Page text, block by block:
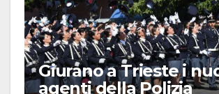
Giurano a Trieste i
agenti della Polizia